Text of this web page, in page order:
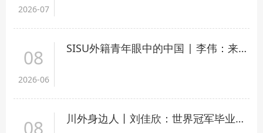
2026-07
08
2026-06
SISU外籍青年眼中的中国 | 李伟：来到重庆，是我不后悔的决定
08 川外身边人丨刘佳欣：世界冠军毕业了，跨考专业第一上岸！